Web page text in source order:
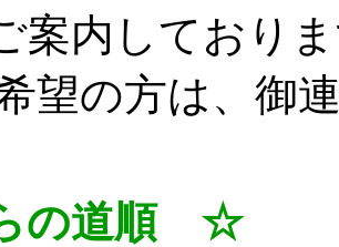
案内しており
の方は、御連
の道順 ☆